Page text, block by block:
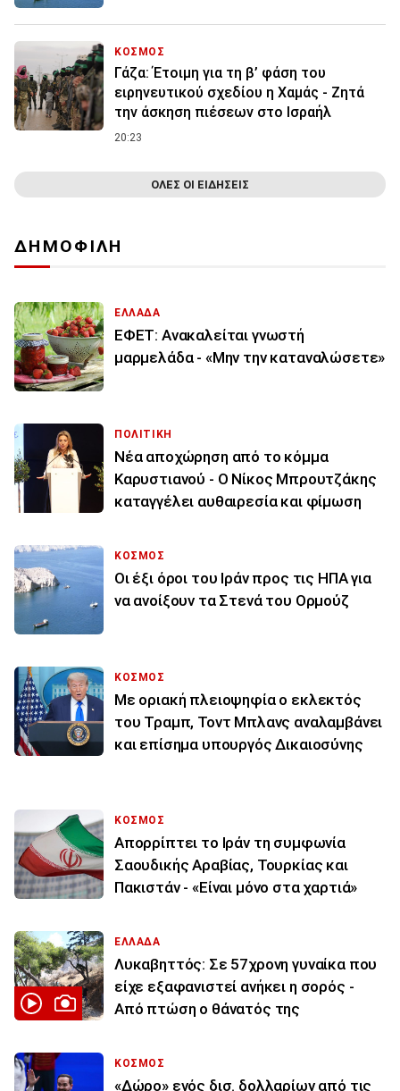
ΚΟΣΜΟΣ
Γάζα: Έτοιμη για τη β’ φάση του
ειρηνευτικού σχεδίου η Χαμάς - Ζητά
την άσκηση πιέσεων στο Ισραήλ
20:23
ΟΛΕΣ ΟΙ ΕΙΔΗΣΕΙΣ
ΔΗΜΟΦΙΛΗ
ΕΛΛΑΔΑ
ΕΦΕΤ: Ανακαλείται γνωστή
μαρμελάδα - «Μην την καταναλώσετε»
ΠΟΛΙΤΙΚΗ
Νέα αποχώρηση από το κόμμα
Καρυστιανού - Ο Νίκος Μπρουτζάκης
καταγγέλει αυθαιρεσία και φίμωση
ΚΟΣΜΟΣ
Οι έξι όροι του Ιράν προς τις ΗΠΑ για
να ανοίξουν τα Στενά του Ορμούζ
ΚΟΣΜΟΣ
Με οριακή πλειοψηφία ο εκλεκτός
του Τραμπ, Τοντ Μπλανς αναλαμβάνει
και επίσημα υπουργός Δικαιοσύνης
ΚΟΣΜΟΣ
Απορρίπτει το Ιράν τη συμφωνία
Σαουδικής Αραβίας, Τουρκίας και
Πακιστάν - «Είναι μόνο στα χαρτιά»
ΕΛΛΑΔΑ
Λυκαβηττός: Σε 57χρονη γυναίκα που
είχε εξαφανιστεί ανήκει η σορός -
Από πτώση ο θάνατός της
ΚΟΣΜΟΣ
«Δώρο» ενός δισ. δολλαρίων από τις